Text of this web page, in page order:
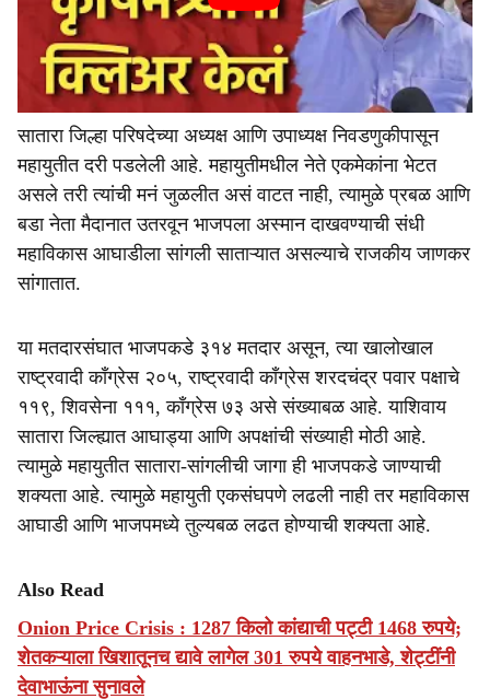
सातारा जिल्हा परिषदेच्या अध्यक्ष आणि उपाध्यक्ष निवडणुकीपासून
महायुतीत दरी पडलेली आहे. महायुतीमधील नेते एकमेकांना भेटत
असले तरी त्यांची मनं जुळलीत असं वाटत नाही, त्यामुळे प्रबळ आणि
बडा नेता मैदानात उतरवून भाजपला अस्मान दाखवण्याची संधी
महाविकास आघाडीला सांगली साताऱ्यात असल्याचे राजकीय जाणकर
सांगातात.
या मतदारसंघात भाजपकडे ३१४ मतदार असून, त्या खालोखाल
राष्ट्रवादी काँग्रेस २०५, राष्ट्रवादी काँग्रेस शरदचंद्र पवार पक्षाचे
११९, शिवसेना १११, काँग्रेस ७३ असे संख्याबळ आहे. याशिवाय
सातारा जिल्ह्यात आघाड्या आणि अपक्षांची संख्याही मोठी आहे.
त्यामुळे महायुतीत सातारा-सांगलीची जागा ही भाजपकडे जाण्याची
शक्यता आहे. त्यामुळे महायुती एकसंघपणे लढली नाही तर महाविकास
आघाडी आणि भाजपमध्ये तुल्यबळ लढत होण्याची शक्यता आहे.
Also Read
Onion Price Crisis : 1287 किलो कांद्याची पट्टी 1468 रुपये;
शेतकऱ्याला खिशातूनच द्यावे लागेल 301 रुपये वाहनभाडे, शेट्टींनी
देवाभाऊंना सुनावले